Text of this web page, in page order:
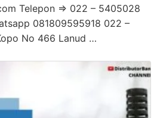
Telepon => 022 – 5405028
081809595918 022 –
No 466 Lanud …